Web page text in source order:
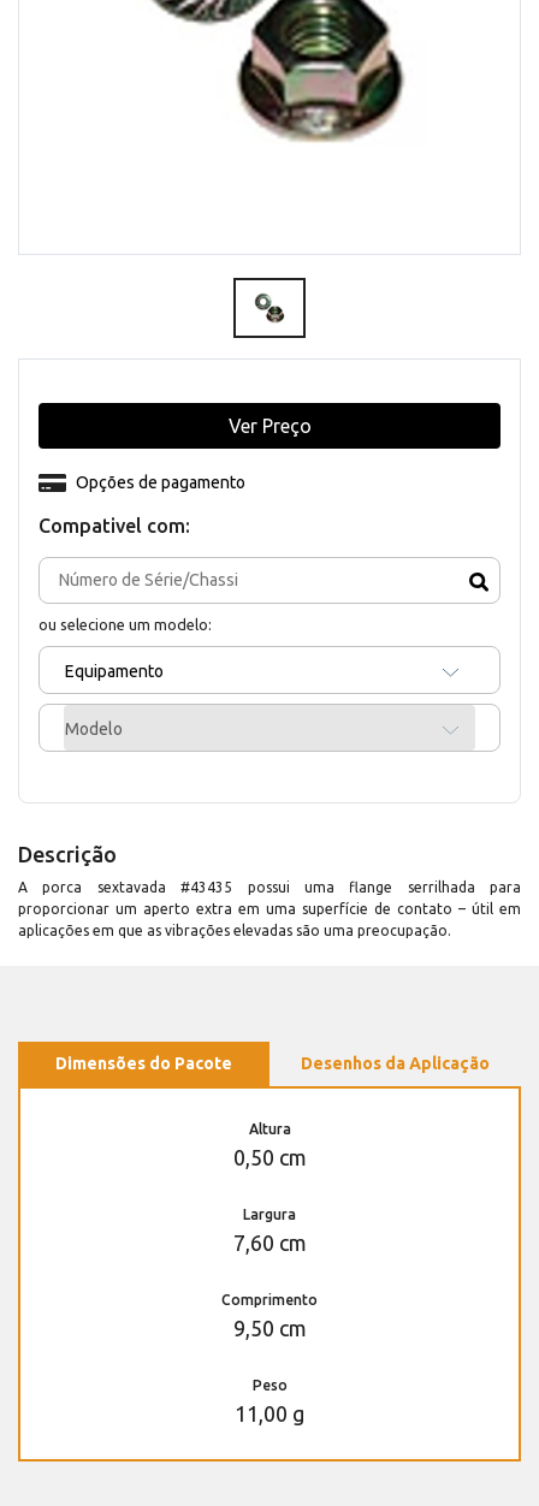
Compativel com:
ou selecione um modelo:
Equipamento
Modelo
Opções de pagamento
Ver Preço
Descrição
A porca sextavada #43435 possui uma flange serrilhada para
proporcionar um aperto extra em uma superfície de contato – útil em
aplicações em que as vibrações elevadas são uma preocupação.
Dimensões do Pacote Desenhos da Aplicação
Altura
0,50 cm
Largura
7,60 cm
Comprimento
9,50 cm
Peso
11,00 g